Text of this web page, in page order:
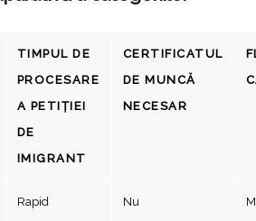
TIMPUL DE
PROCESARE
A PETIȚIEI
DE
IMIGRANT
CERTIFICATUL
DE MUNCĂ
NECESAR
Rapid Nu